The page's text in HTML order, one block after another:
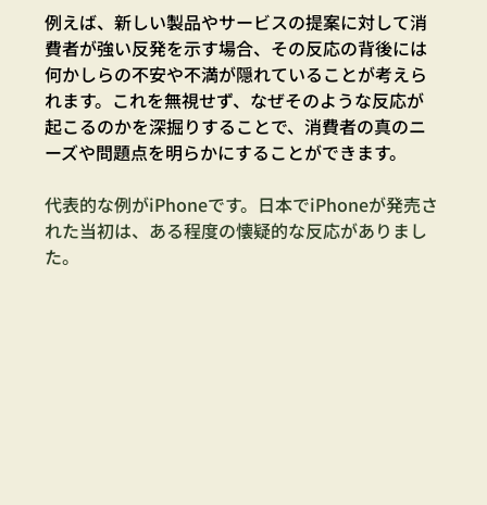
例えば、新しい製品やサービスの提案に対して消
費者が強い反発を示す場合、その反応の背後には
何かしらの不安や不満が隠れていることが考えら
れます。これを無視せず、なぜそのような反応が
起こるのかを深掘りすることで、消費者の真のニ
ーズや問題点を明らかにすることができます。
代表的な例がiPhoneです。日本でiPhoneが発売さ
れた当初は、ある程度の懐疑的な反応がありまし
た。